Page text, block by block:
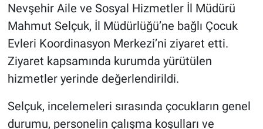
Nevşehir Aile ve Sosyal Hizmetler İl Müdürü
Mahmut Selçuk, İl Müdürlüğü’ne bağlı Çocuk
Evleri Koordinasyon Merkezi’ni ziyaret etti.
Ziyaret kapsamında kurumda yürütülen
hizmetler yerinde değerlendirildi.
Selçuk, incelemeleri sırasında çocukların genel
durumu, personelin çalışma koşulları ve
Niğde
Aksaray
Kırşehir
Yerel